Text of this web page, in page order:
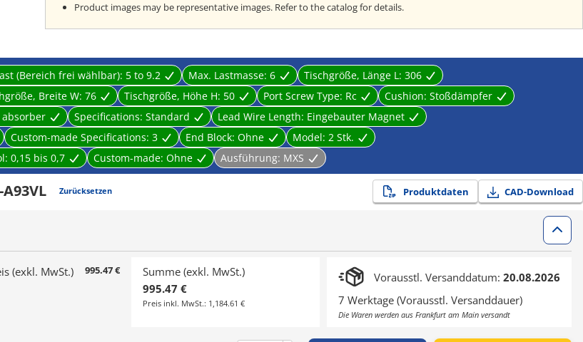
Product images may be representative images. Refer to the catalog for details.
(Bereich frei wählbar): 5 to 9.2 Max. Lastmasse: 6 Tischgröße, Länge L: 306
Breite W: 76 Tischgröße, Höhe H: 50 Port Screw Type: Rc Cushion: Stoßdämpfer
Specifications: Standard Lead Wire Length: Eingebauter Magnet
Custom-made Specifications: 3 End Block: Ohne Model: 2 Stk.
0,15 bis 0,7 Custom-made: Ohne Ausführung: MXS
A93VL Zurücksetzen Produktdaten CAD-Download
(exkl. MwSt.) 995.47 €
Summe (exkl. MwSt.)
995.47 €
Preis inkl. MwSt.: 1,184.61 €
Vorausstl. Versanddatum: 20.08.2026
7 Werktage (Vorausstl. Versanddauer)
Die Waren werden aus Frankfurt am Main versandt